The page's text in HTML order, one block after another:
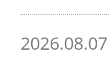
2026.08.07